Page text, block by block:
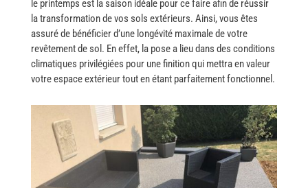
le printemps est la saison idéale pour ce faire afin de réussir
la transformation de vos sols extérieurs. Ainsi, vous êtes
assuré de bénéficier d’une longévité maximale de votre
revêtement de sol. En effet, la pose a lieu dans des conditions
climatiques privilégiées pour une finition qui mettra en valeur
votre espace extérieur tout en étant parfaitement fonctionnel.